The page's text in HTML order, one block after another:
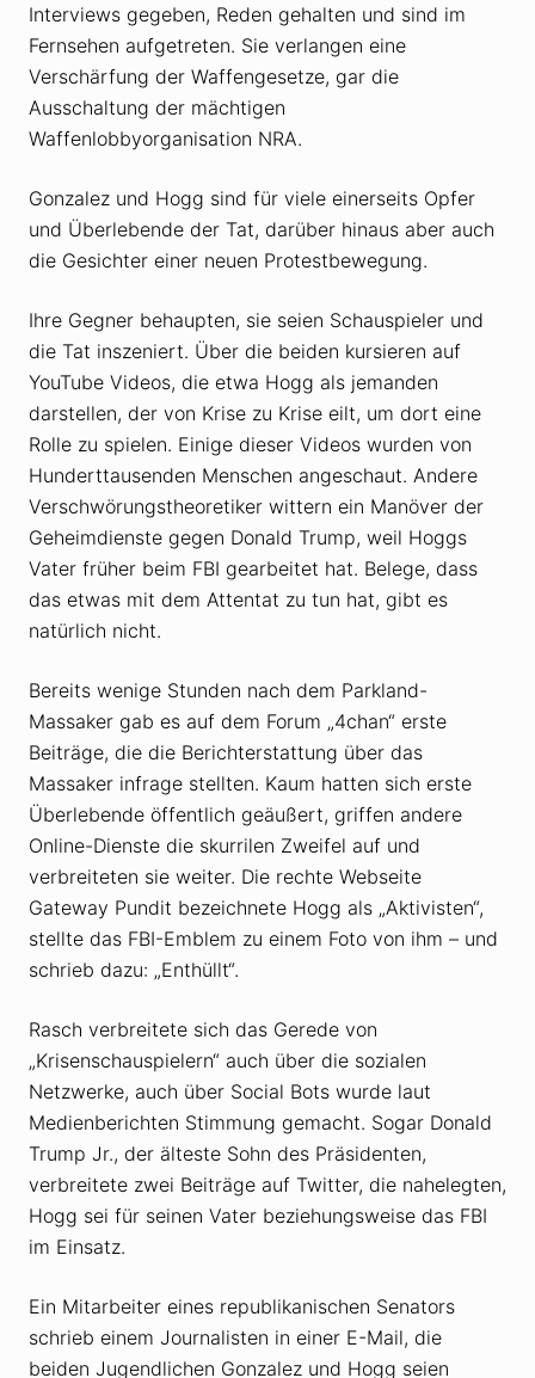
Interviews gegeben, Reden gehalten und sind im
Fernsehen aufgetreten. Sie verlangen eine
Verschärfung der Waffengesetze, gar die
Ausschaltung der mächtigen
Waffenlobbyorganisation NRA.
Gonzalez und Hogg sind für viele einerseits Opfer
und Überlebende der Tat, darüber hinaus aber auch
die Gesichter einer neuen Protestbewegung.
Ihre Gegner behaupten, sie seien Schauspieler und
die Tat inszeniert. Über die beiden kursieren auf
YouTube Videos, die etwa Hogg als jemanden
darstellen, der von Krise zu Krise eilt, um dort eine
Rolle zu spielen. Einige dieser Videos wurden von
Hunderttausenden Menschen angeschaut. Andere
Verschwörungstheoretiker wittern ein Manöver der
Geheimdienste gegen Donald Trump, weil Hoggs
Vater früher beim FBI gearbeitet hat. Belege, dass
das etwas mit dem Attentat zu tun hat, gibt es
natürlich nicht.
Bereits wenige Stunden nach dem Parkland-
Massaker gab es auf dem Forum „4chan“ erste
Beiträge, die die Berichterstattung über das
Massaker infrage stellten. Kaum hatten sich erste
Überlebende öffentlich geäußert, griffen andere
Online-Dienste die skurrilen Zweifel auf und
verbreiteten sie weiter. Die rechte Webseite
Gateway Pundit bezeichnete Hogg als „Aktivisten“,
stellte das FBI-Emblem zu einem Foto von ihm – und
schrieb dazu: „Enthüllt“.
Rasch verbreitete sich das Gerede von
„Krisenschauspielern“ auch über die sozialen
Netzwerke, auch über Social Bots wurde laut
Medienberichten Stimmung gemacht. Sogar Donald
Trump Jr., der älteste Sohn des Präsidenten,
verbreitete zwei Beiträge auf Twitter, die nahelegten,
Hogg sei für seinen Vater beziehungsweise das FBI
im Einsatz.
Ein Mitarbeiter eines republikanischen Senators
schrieb einem Journalisten in einer E-Mail, die
beiden Jugendlichen Gonzalez und Hogg seien